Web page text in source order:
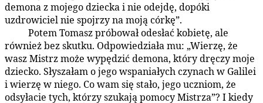
demona z mojego dziecka i nie odejdę, dopóki
uzdrowiciel nie spojrzy na moją córkę”.
Potem Tomasz próbował odesłać kobietę, ale
również bez skutku. Odpowiedziała mu: „Wierzę, że
wasz Mistrz może wypędzić demona, który dręczy moje
dziecko. Słyszałam o jego wspaniałych czynach w Galilei
i wierzę w niego. Co wam się stało, jego uczniom, że
odsyłacie tych, którzy szukają pomocy Mistrza”? I kiedy